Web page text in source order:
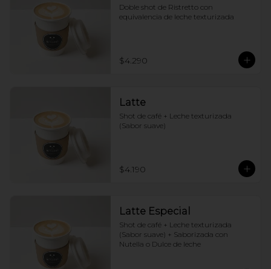
Doble shot de Ristretto con
equivalencia de leche texturizada
$4.290
Latte
Shot de café + Leche texturizada
(Sabor suave)
$4.190
Latte Especial
Shot de café + Leche texturizada
(Sabor suave) + Saborizada con
Nutella o Dulce de leche